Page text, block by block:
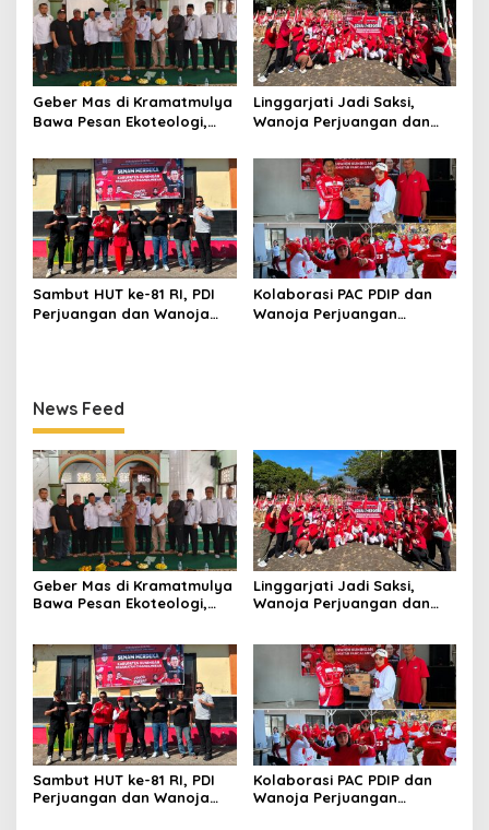
Geber Mas di Kramatmulya
Bawa Pesan Ekoteologi,
Tanam Pohon
Linggarjati Jadi Saksi,
Wanoja Perjuangan dan
Kemerdekaan
Sambut HUT ke-81 RI, PDI
Perjuangan dan Wanoja
Kolaborasi PAC PDIP dan
Wanoja Perjuangan
News Feed
Geber Mas di Kramatmulya
Bawa Pesan Ekoteologi,
Linggarjati Jadi Saksi,
Wanoja Perjuangan dan
Sambut HUT ke-81 RI, PDI
Perjuangan dan Wanoja
Kolaborasi PAC PDIP dan
Wanoja Perjuangan